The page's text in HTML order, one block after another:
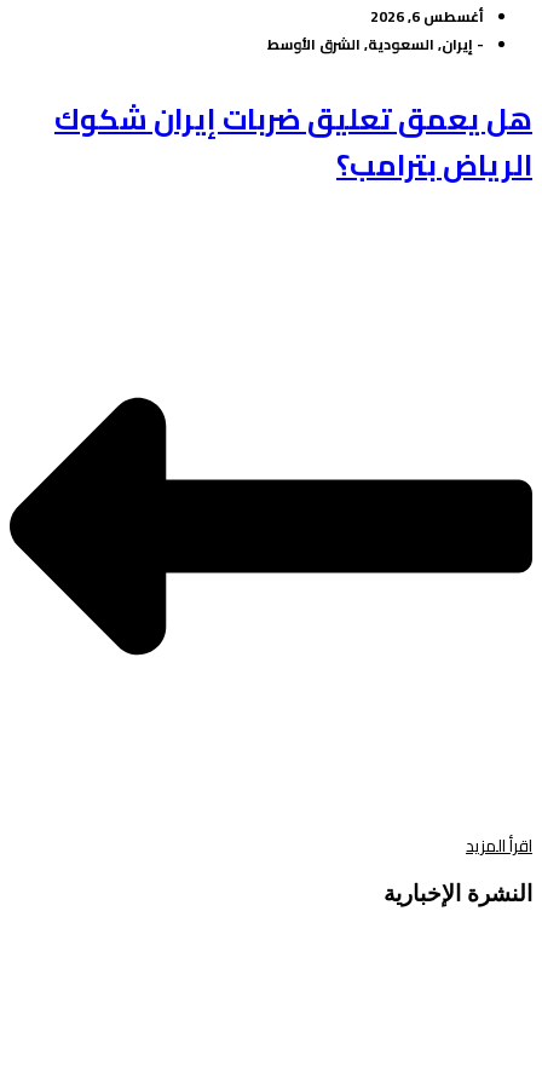
أغسطس 6, 2026
- إيران,السعودية,الشرق الأوسط
هل يعمق تعليق ضربات إيران شكوك
الرياض بترامب؟
اقرأ المزيد
النشرة الإخبارية